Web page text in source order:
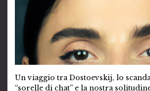
Un viaggio tra Dostoevskij, lo
“sorelle di chat” e la nostra